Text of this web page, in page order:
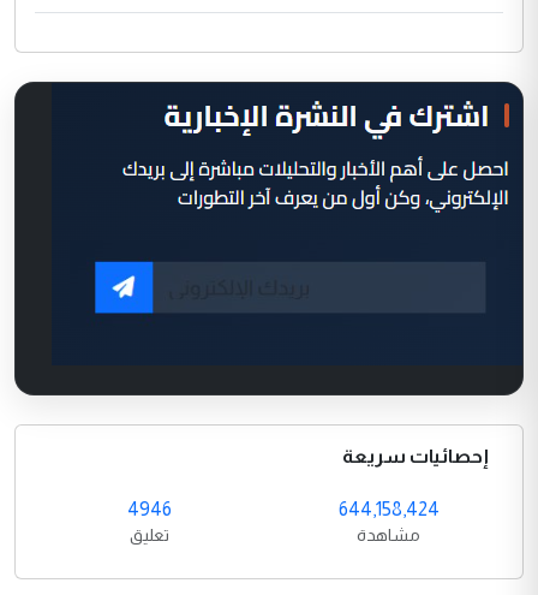
إحصائيات سريعة
644,158,424
مشاهدة
4946
تعليق